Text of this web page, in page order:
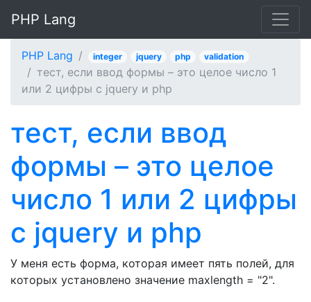
PHP Lang
PHP Lang integer jquery php validation
тест, если ввод формы – это целое число 1
или 2 цифры с jquery и php
тест, если ввод
формы – это целое
число 1 или 2 цифры
с jquery и php
У меня есть форма, которая имеет пять полей, для
которых установлено значение maxlength = "2".